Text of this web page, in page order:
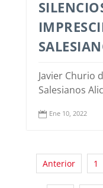
Javier Churio
Salesianos
 Ene 10, 2022
Anterior 1